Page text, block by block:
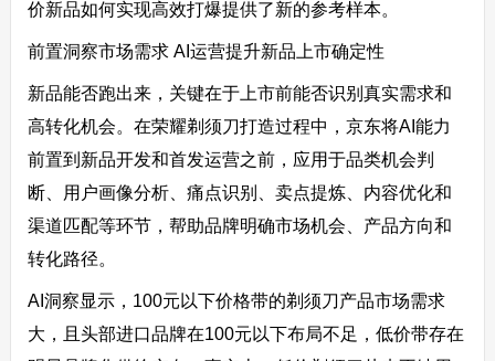
价新品如何实现高效打爆提供了新的参考样本。
前置洞察市场需求 AI运营提升新品上市确定性
新品能否跑出来，关键在于上市前能否识别真实需求和
高转化机会。在荣耀剃须刀打造过程中，京东将AI能力
前置到新品开发和首发运营之前，应用于品类机会判
断、用户画像分析、痛点识别、卖点提炼、内容优化和
渠道匹配等环节，帮助品牌明确市场机会、产品方向和
转化路径。
AI洞察显示，100元以下价格带的剃须刀产品市场需求
大，且头部进口品牌在100元以下布局不足，低价带存在